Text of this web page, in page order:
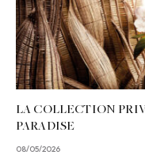
LA COLLECTION
PARADISE
08/05/2026